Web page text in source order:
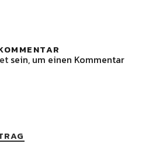
sein, um einen Kommentar